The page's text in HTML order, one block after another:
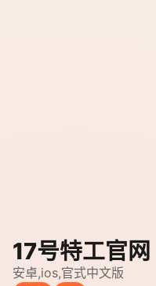
17号特工官网
安卓,ios,官式中文版